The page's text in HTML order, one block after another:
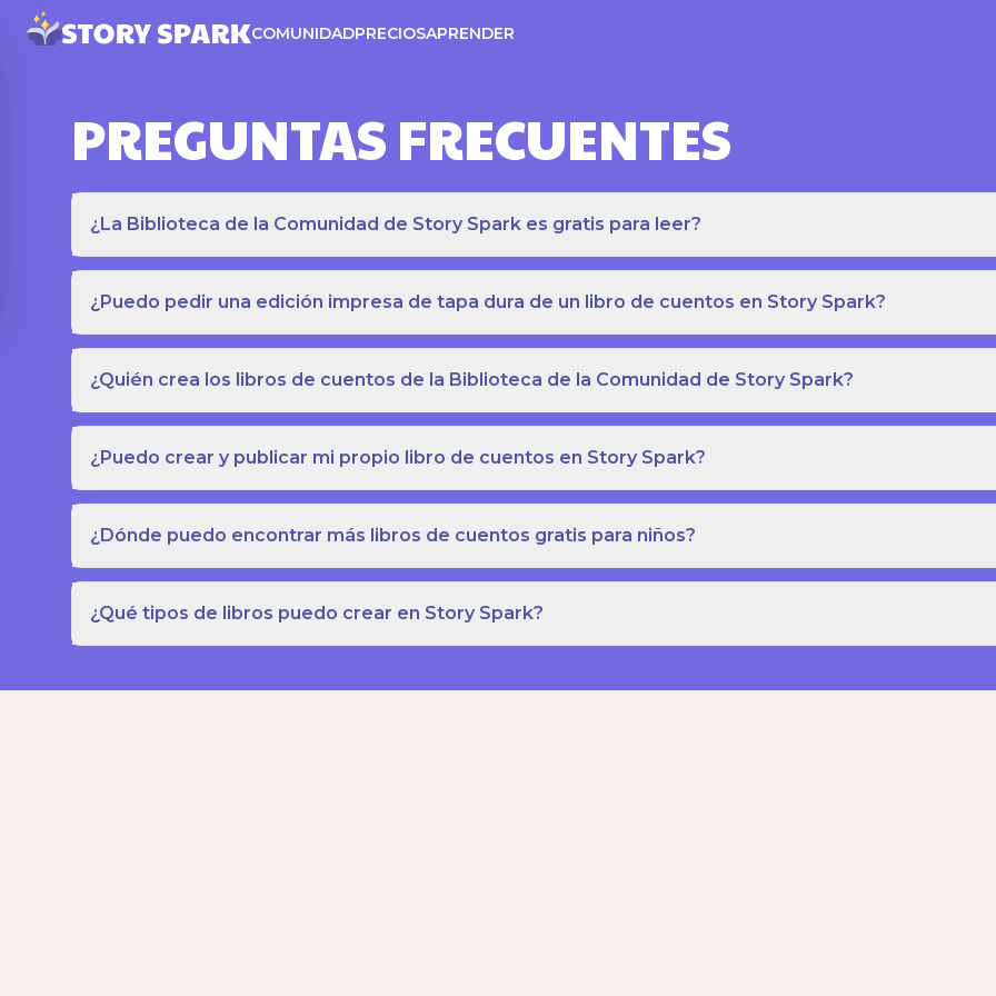
COMUNIDADPRECIOSAPRENDER
PREGUNTAS FRECUENTES
¿La Biblioteca de la Comunidad de Story Spark es gratis para leer?
¿Puedo pedir una edición impresa de tapa dura de un libro de cuentos en Story Spark?
¿Quién crea los libros de cuentos de la Biblioteca de la Comunidad de Story Spark?
¿Puedo crear y publicar mi propio libro de cuentos en Story Spark?
¿Dónde puedo encontrar más libros de cuentos gratis para niños?
¿Qué tipos de libros puedo crear en Story Spark?